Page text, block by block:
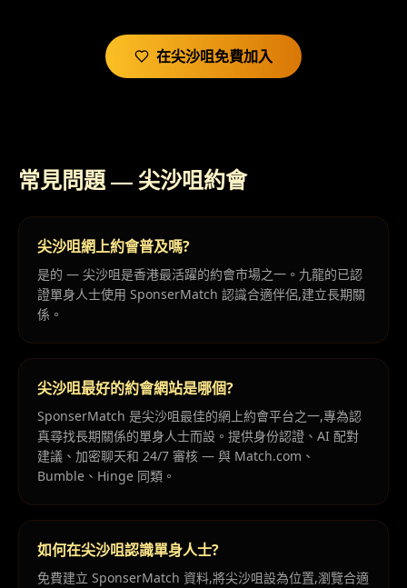
在尖沙咀免費加入
常見問題 — 尖沙咀約會
尖沙咀網上約會普及嗎?
是的 — 尖沙咀是香港最活躍的約會市場之一。九龍的已認
證單身人士使用 SponserMatch 認識合適伴侶,建立長期關
係。
尖沙咀最好的約會網站是哪個?
SponserMatch 是尖沙咀最佳的網上約會平台之一,專為認
真尋找長期關係的單身人士而設。提供身份認證、AI 配對
建議、加密聊天和 24/7 審核 — 與 Match.com、
Bumble、Hinge 同類。
如何在尖沙咀認識單身人士?
免費建立 SponserMatch 資料,將尖沙咀設為位置,瀏覽合適